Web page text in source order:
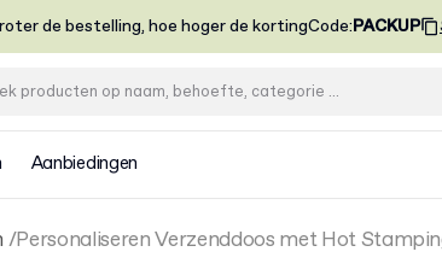
de bestelling, hoe hoger de kortingCode:PACKUP
Aanbiedingen
Personaliseren Verzenddoos met Hot